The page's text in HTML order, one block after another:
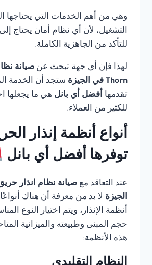
وهي من أهم الخدمات التي يحتاجها
التشغيل، لأن أي نظام أمان يحتاج
للتأكد من الجاهزية الكاملة.
لهذا فإن أي جهة تبحث عن صيانة
Thorn في الجيزة
ستجد أن الخدمة
تقدمها أفضل أي بانل هي ما يجعلها
للكثير من العملاء.
أنواع أنظمة إنذار
توفرها أفضل أي بانل
عند التعاقد مع
الجيزة لا بد من معرفة أن هناك
أنظمة الإنذار، ويتم اختيار النوع
حجم المبنى وطبيعته والميزانية
هذه الأنظمة: